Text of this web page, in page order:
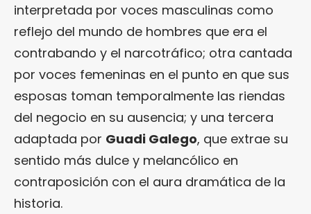
interpretada por voces masculinas como
reflejo del mundo de hombres que era el
contrabando y el narcotráfico; otra cantada
por voces femeninas en el punto en que sus
esposas toman temporalmente las riendas
del negocio en su ausencia; y una tercera
adaptada por Guadi Galego, que extrae su
sentido más dulce y melancólico en
contraposición con el aura dramática de la
historia.